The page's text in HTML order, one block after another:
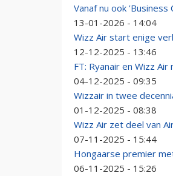
Vanaf nu ook
13-01-2026 - 14:04
Wizz Air start enige
12-12-2025 - 13:46
FT: Ryanair en Wizz
04-12-2025 - 09:35
Wizzair in twee
01-12-2025 - 08:38
Wizz Air zet deel van
07-11-2025 - 15:44
Hongaarse premier
06-11-2025 - 15:26